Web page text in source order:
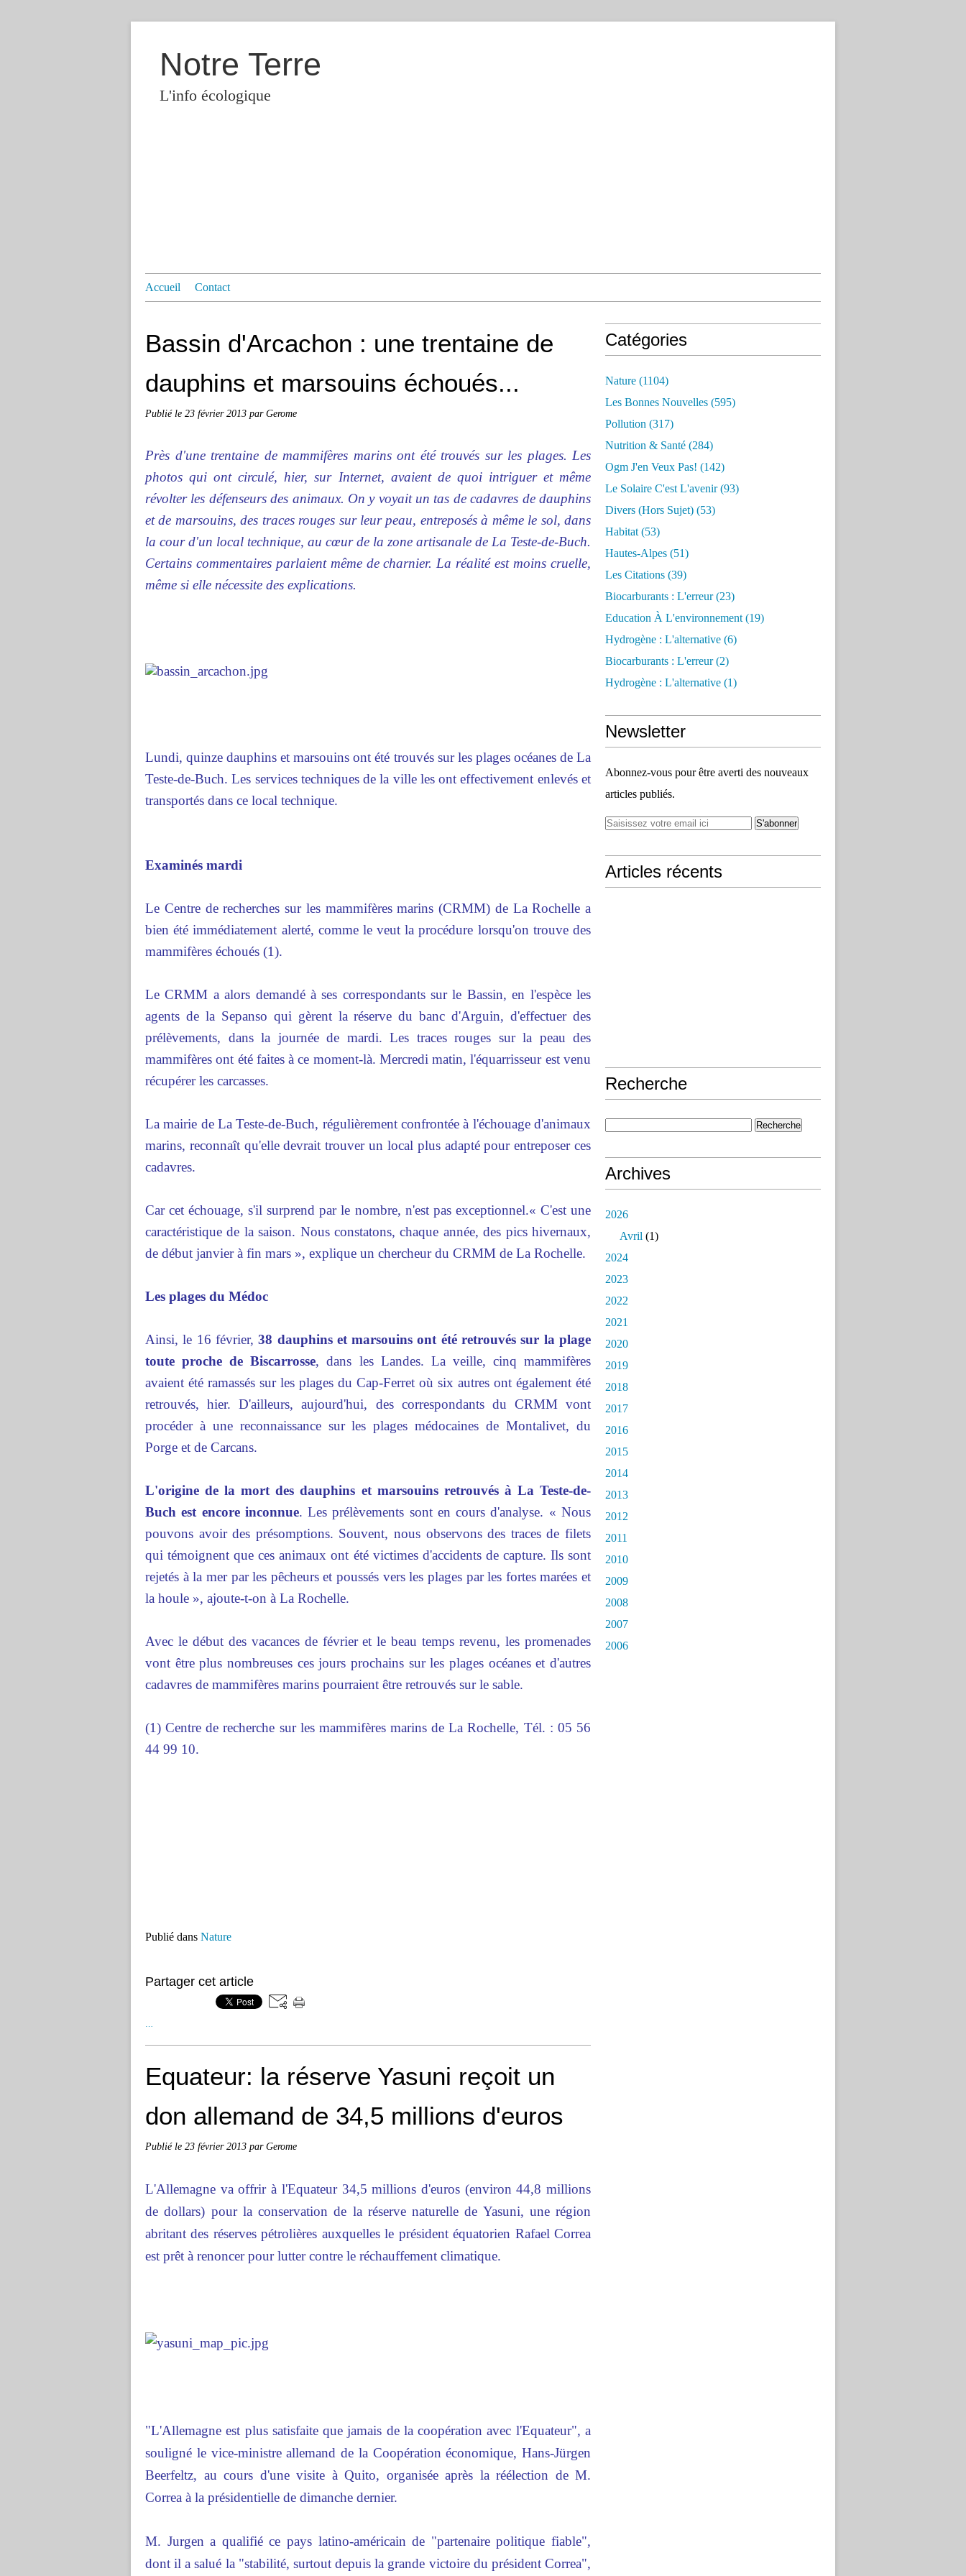
Notre Terre
L'info écologique
Accueil Contact
Bassin d'Arcachon : une trentaine de
dauphins et marsouins échoués...
Publié le 23 février 2013 par Gerome
Près d'une trentaine de mammifères marins ont été trouvés sur les plages. Les
photos qui ont circulé, hier, sur Internet, avaient de quoi intriguer et même
révolter les défenseurs des animaux. On y voyait un tas de cadavres de dauphins
et de marsouins, des traces rouges sur leur peau, entreposés à même le sol, dans
la cour d'un local technique, au cœur de la zone artisanale de La Teste-de-Buch.
Certains commentaires parlaient même de charnier. La réalité est moins cruelle,
même si elle nécessite des explications.
Lundi, quinze dauphins et marsouins ont été trouvés sur les plages océanes de La
Teste-de-Buch. Les services techniques de la ville les ont effectivement enlevés et
transportés dans ce local technique.
Examinés mardi
Le Centre de recherches sur les mammifères marins (CRMM) de La Rochelle a
bien été immédiatement alerté, comme le veut la procédure lorsqu'on trouve des
mammifères échoués (1).
Le CRMM a alors demandé à ses correspondants sur le Bassin, en l'espèce les
agents de la Sepanso qui gèrent la réserve du banc d'Arguin, d'effectuer des
prélèvements, dans la journée de mardi. Les traces rouges sur la peau des
mammifères ont été faites à ce moment-là. Mercredi matin, l'équarrisseur est venu
récupérer les carcasses.
La mairie de La Teste-de-Buch, régulièrement confrontée à l'échouage d'animaux
marins, reconnaît qu'elle devrait trouver un local plus adapté pour entreposer ces
cadavres.
Car cet échouage, s'il surprend par le nombre, n'est pas exceptionnel.« C'est une
caractéristique de la saison. Nous constatons, chaque année, des pics hivernaux,
de début janvier à fin mars », explique un chercheur du CRMM de La Rochelle.
Les plages du Médoc
Ainsi, le 16 février,38 dauphins et marsouins ont été retrouvés sur la plage
toute proche de Biscarrosse, dans les Landes. La veille, cinq mammifères
avaient été ramassés sur les plages du Cap-Ferret où six autres ont également été
retrouvés, hier. D'ailleurs, aujourd'hui, des correspondants du CRMM vont
procéder à une reconnaissance sur les plages médocaines de Montalivet, du
Porge et de Carcans.
L'origine de la mort des dauphins et marsouins retrouvés à La Teste-de-
Buch est encore inconnue. Les prélèvements sont en cours d'analyse. « Nous
pouvons avoir des présomptions. Souvent, nous observons des traces de filets
qui témoignent que ces animaux ont été victimes d'accidents de capture. Ils sont
rejetés à la mer par les pêcheurs et poussés vers les plages par les fortes marées et
la houle », ajoute-t-on à La Rochelle.
Avec le début des vacances de février et le beau temps revenu, les promenades
vont être plus nombreuses ces jours prochains sur les plages océanes et d'autres
cadavres de mammifères marins pourraient être retrouvés sur le sable.
(1) Centre de recherche sur les mammifères marins de La Rochelle, Tél. : 05 56
44 99 10.
Publié dans Nature
Partager cet article
Equateur: la réserve Yasuni reçoit un
don allemand de 34,5 millions d'euros
Publié le 23 février 2013 par Gerome
L'Allemagne va offrir à l'Equateur 34,5 millions d'euros (environ 44,8 millions
de dollars) pour la conservation de la réserve naturelle de Yasuni, une région
abritant des réserves pétrolières auxquelles le président équatorien Rafael Correa
est prêt à renoncer pour lutter contre le réchauffement climatique.
"L'Allemagne est plus satisfaite que jamais de la coopération avec l'Equateur", a
souligné le vice-ministre allemand de la Coopération économique, Hans-Jürgen
Beerfeltz, au cours d'une visite à Quito, organisée après la réélection de M.
Correa à la présidentielle de dimanche dernier.
M. Jurgen a qualifié ce pays latino-américain de "partenaire politique fiable",
dont il a salué la "stabilité, surtout depuis la grande victoire du président Correa",
Catégories
Nature (1104)
Les Bonnes Nouvelles (595)
Pollution (317)
Nutrition & Santé (284)
Ogm J'en Veux Pas! (142)
Le Solaire C'est L'avenir(93)
Divers (hors Sujet) (53)
Habitat (53)
Hautes-Alpes (51)
Les Citations (39)
Biocarburants : L'erreur(23)
Education À L'environnement (19)
Hydrogène : L'alternative (6)
Biocarburants : L'erreur(2)
Hydrogène : L'alternative (1)
Newsletter
Abonnez-vous pour être averti des nouveaux
articles publiés.
Articles récents
Recherche
Archives
2026
Avril (1)
2024
2023
2022
2021
2020
2019
2018
2017
2016
2015
2014
2013
2012
2011
2010
2009
2008
2007
2006